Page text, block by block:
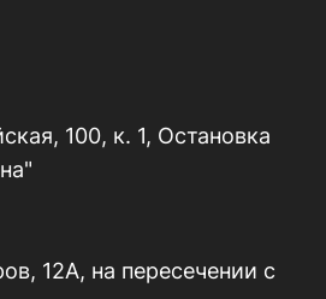
100, к. 1, Остановка
12А, на пересечении с